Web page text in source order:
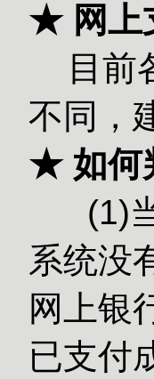
★ 网上
目前
不同，
★ 如何
(1)当
系统没
网上银
已支付